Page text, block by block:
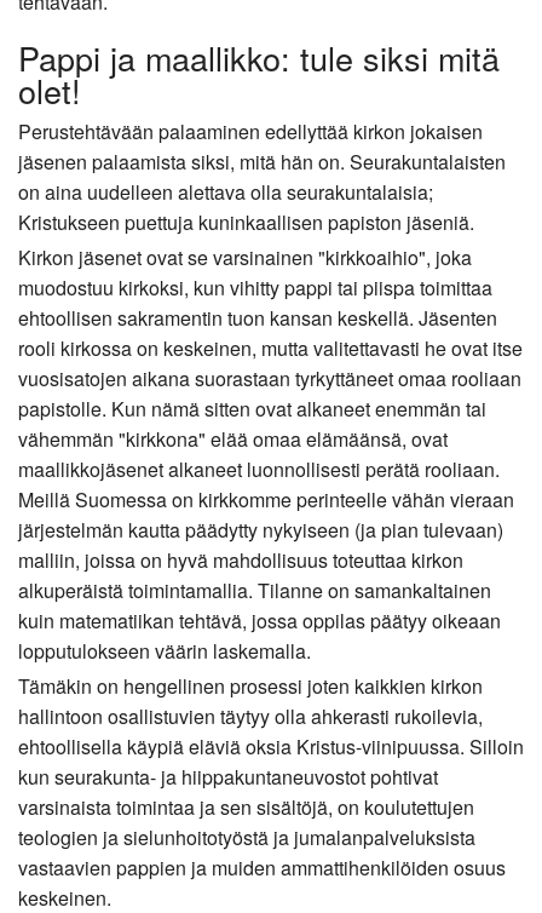
Pappi ja maallikko: tule siksi mitä
olet!
Perustehtävään palaaminen edellyttää kirkon jokaisen
jäsenen palaamista siksi, mitä hän on. Seurakuntalaisten
on aina uudelleen alettava olla seurakuntalaisia;
Kristukseen puettuja kuninkaallisen papiston jäseniä.
Kirkon jäsenet ovat se varsinainen "kirkkoaihio", joka
muodostuu kirkoksi, kun vihitty pappi tai piispa toimittaa
ehtoollisen sakramentin tuon kansan keskellä. Jäsenten
rooli kirkossa on keskeinen, mutta valitettavasti he ovat itse
vuosisatojen aikana suorastaan tyrkyttäneet omaa rooliaan
papistolle. Kun nämä sitten ovat alkaneet enemmän tai
vähemmän "kirkkona" elää omaa elämäänsä, ovat
maallikkojäsenet alkaneet luonnollisesti perätä rooliaan.
Meillä Suomessa on kirkkomme perinteelle vähän vieraan
järjestelmän kautta päädytty nykyiseen (ja pian tulevaan)
malliin, joissa on hyvä mahdollisuus toteuttaa kirkon
alkuperäistä toimintamallia. Tilanne on samankaltainen
kuin matematiikan tehtävä, jossa oppilas päätyy oikeaan
lopputulokseen väärin laskemalla.
Tämäkin on hengellinen prosessi joten kaikkien kirkon
hallintoon osallistuvien täytyy olla ahkerasti rukoilevia,
ehtoollisella käypiä eläviä oksia Kristus-viinipuussa. Silloin
kun seurakunta- ja hiippakuntaneuvostot pohtivat
varsinaista toimintaa ja sen sisältöjä, on koulutettujen
teologien ja sielunhoitotyöstä ja jumalanpalveluksista
vastaavien pappien ja muiden ammattihenkilöiden osuus
keskeinen.